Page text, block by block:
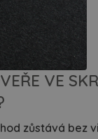
VE
zůstává bez